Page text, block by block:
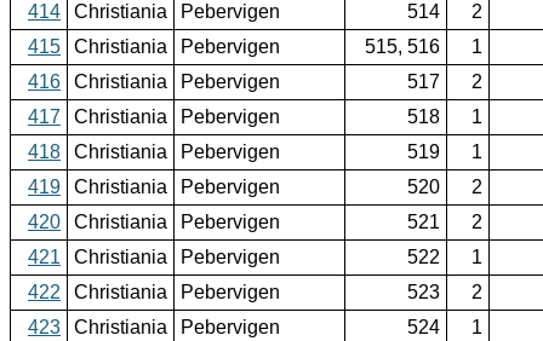
414
Christiania Pebervigen 514
2
415
Christiania Pebervigen 515, 516
1
416
Christiania Pebervigen 517
2
417
Christiania Pebervigen 518
1
418
Christiania Pebervigen 519
1
419
Christiania Pebervigen 520
2
420
Christiania Pebervigen 521
2
421
Christiania Pebervigen 522
1
422
Christiania Pebervigen 523
2
423
Christiania Pebervigen 524 1